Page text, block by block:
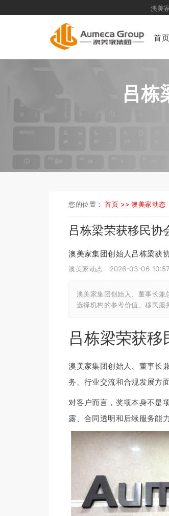
首页
澳美家集团 专业
吕栋
您的位置：首页 >>澳美家动态
吕栋梁荣获移民协
澳美家集团创始人吕栋梁获
澳美家动态 2026-03-06
澳美家集团创始人、董事长兼
选择机构的参考价值、移民服
吕栋梁荣获
澳美家集团创始人、董事长
务、行业交流和合规发展方
对客户而言，奖项本身不是
露、合同透明和后续服务能